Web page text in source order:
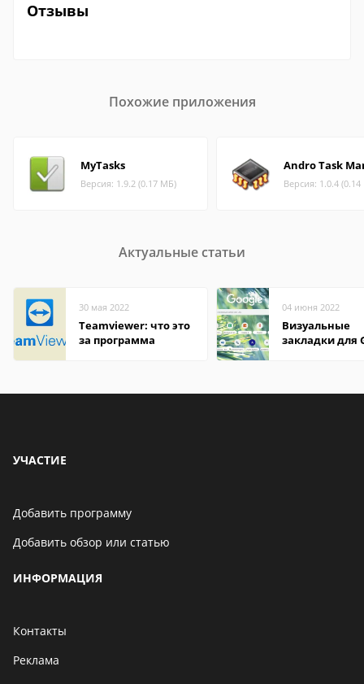
Отзывы
Похожие приложения
MyTasks
Версия: 1.9.2 (0.17 МБ)
Andro Task
Версия: 1.0.4
Актуальные статьи
30 мая 2022
Teamviewer: что это
за программа
04 июня 2022
Визуальные
закладки для
УЧАСТИЕ
Добавить программу
Добавить обзор или статью
ИНФОРМАЦИЯ
Контакты
Реклама